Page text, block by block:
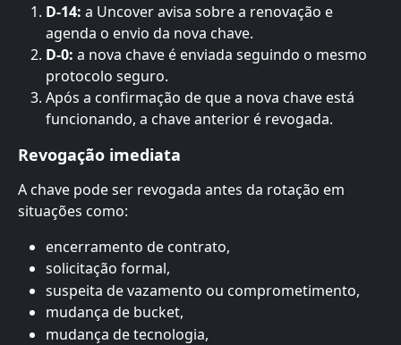
D-14: a Uncover avisa sobre a renovação e
agenda o envio da nova chave.
D-0: a nova chave é enviada seguindo o mesmo
protocolo seguro.
Após a confirmação de que a nova chave está
funcionando, a chave anterior é revogada.
Revogação imediata
A chave pode ser revogada antes da rotação em
situações como:
encerramento de contrato,
solicitação formal,
suspeita de vazamento ou comprometimento,
mudança de bucket,
mudança de tecnologia,